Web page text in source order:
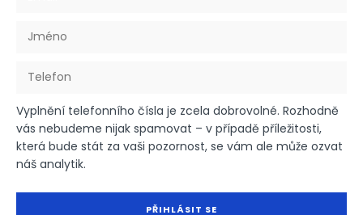
Vyplnění telefonního čísla je zcela dobrovolné. Rozhodně
vás nebudeme nijak spamovat – v případě příležitosti,
která bude stát za vaši pozornost, se vám ale může ozvat
náš analytik.